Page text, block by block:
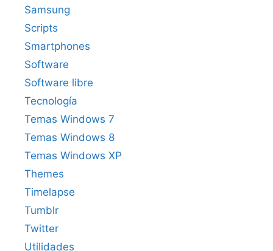
Samsung
Scripts
Smartphones
Software
Software libre
Tecnología
Temas Windows 7
Temas Windows 8
Temas Windows XP
Themes
Timelapse
Tumblr
Twitter
Utilidades